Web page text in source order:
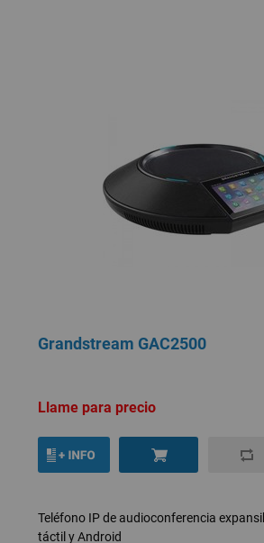
Grandstream GAC2500
Llame para precio
Teléfono IP de audioconferencia
táctil y Android